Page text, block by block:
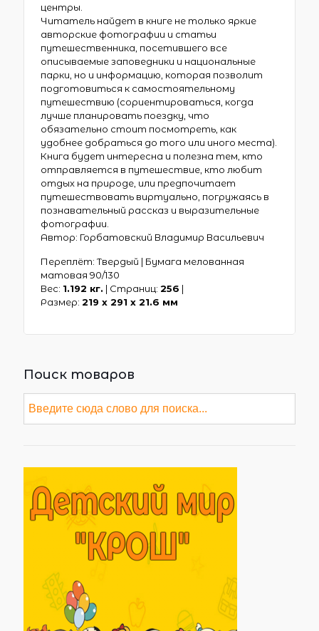
центры.
Читатель найдет в книге не только яркие
авторские фотографии и статьи
путешественника, посетившего все
описываемые заповедники и национальные
парки, но и информацию, которая позволит
подготовиться к самостоятельному
путешествию (сориентироваться, когда
лучше планировать поездку, что
обязательно стоит посмотреть, как
удобнее добраться до того или иного места).
Книга будет интересна и полезна тем, кто
отправляется в путешествие, кто любит
отдых на природе, или предпочитает
путешествовать виртуально, погружаясь в
познавательный рассказ и выразительные
фотографии.
Автор: Горбатовский Владимир Васильевич
Переплёт: Твердый | Бумага мелованная
матовая 90/130
Вес: 1.192 кг. | Страниц:256 |
Размер:219 х 291 x 21.6 мм
Поиск товаров